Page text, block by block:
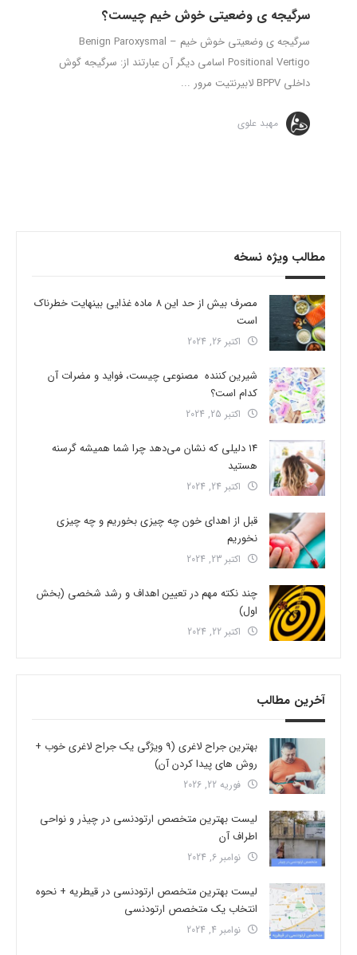
سرگیجه ی وضعیتی خوش خیم چیست؟
سرگیجه ی وضعیتی خوش خیم – Benign Paroxysmal
Positional Vertigo اسامی دیگر آن عبارتند از: سرگیجه گوش
داخلی BPPV لابیرنتیت مرور ...
مهبد علوی
مطالب ویژه نسخه
مصرف بیش از حد این 8 ماده غذایی بینهایت خطرناک
است
اکتبر 26, 2024
شیرین کننده مصنوعی چیست، فواید و مضرات آن
کدام است؟
اکتبر 25, 2024
14 دلیلی که نشان می‌دهد چرا شما همیشه گرسنه
هستید
اکتبر 24, 2024
قبل از اهدای خون چه چیزی بخوریم و چه چیزی
نخوریم
اکتبر 23, 2024
چند نکته مهم در تعیین اهداف و رشد شخصی (بخش
اول)
اکتبر 22, 2024
آخرین مطالب
بهترین جراح لاغری (9 ویژگی یک جراح لاغری خوب +
روش های پیدا کردن آن)
فوریه 22, 2026
لیست بهترین متخصص ارتودنسی در چیذر و نواحی
اطراف آن
نوامبر 6, 2024
لیست بهترین متخصص ارتودنسی در قیطریه + نحوه
انتخاب یک متخصص ارتودنسی
نوامبر 4, 2024